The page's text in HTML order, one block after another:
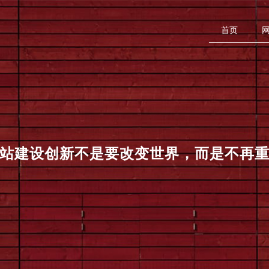
首页
建设创新不是要改变世界，而是不再